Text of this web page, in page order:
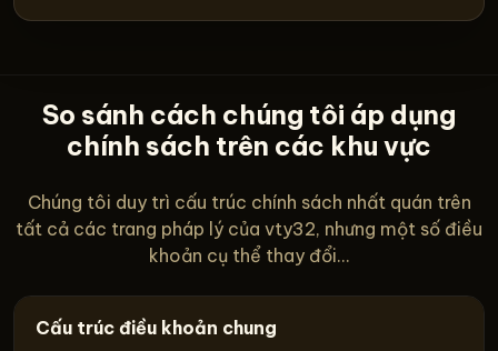
So sánh cách chúng tôi áp dụng
chính sách trên các khu vực
Chúng tôi duy trì cấu trúc chính sách nhất quán trên
tất cả các trang pháp lý của vty32, nhưng một số điều
khoản cụ thể thay đổi...
Cấu trúc điều khoản chung